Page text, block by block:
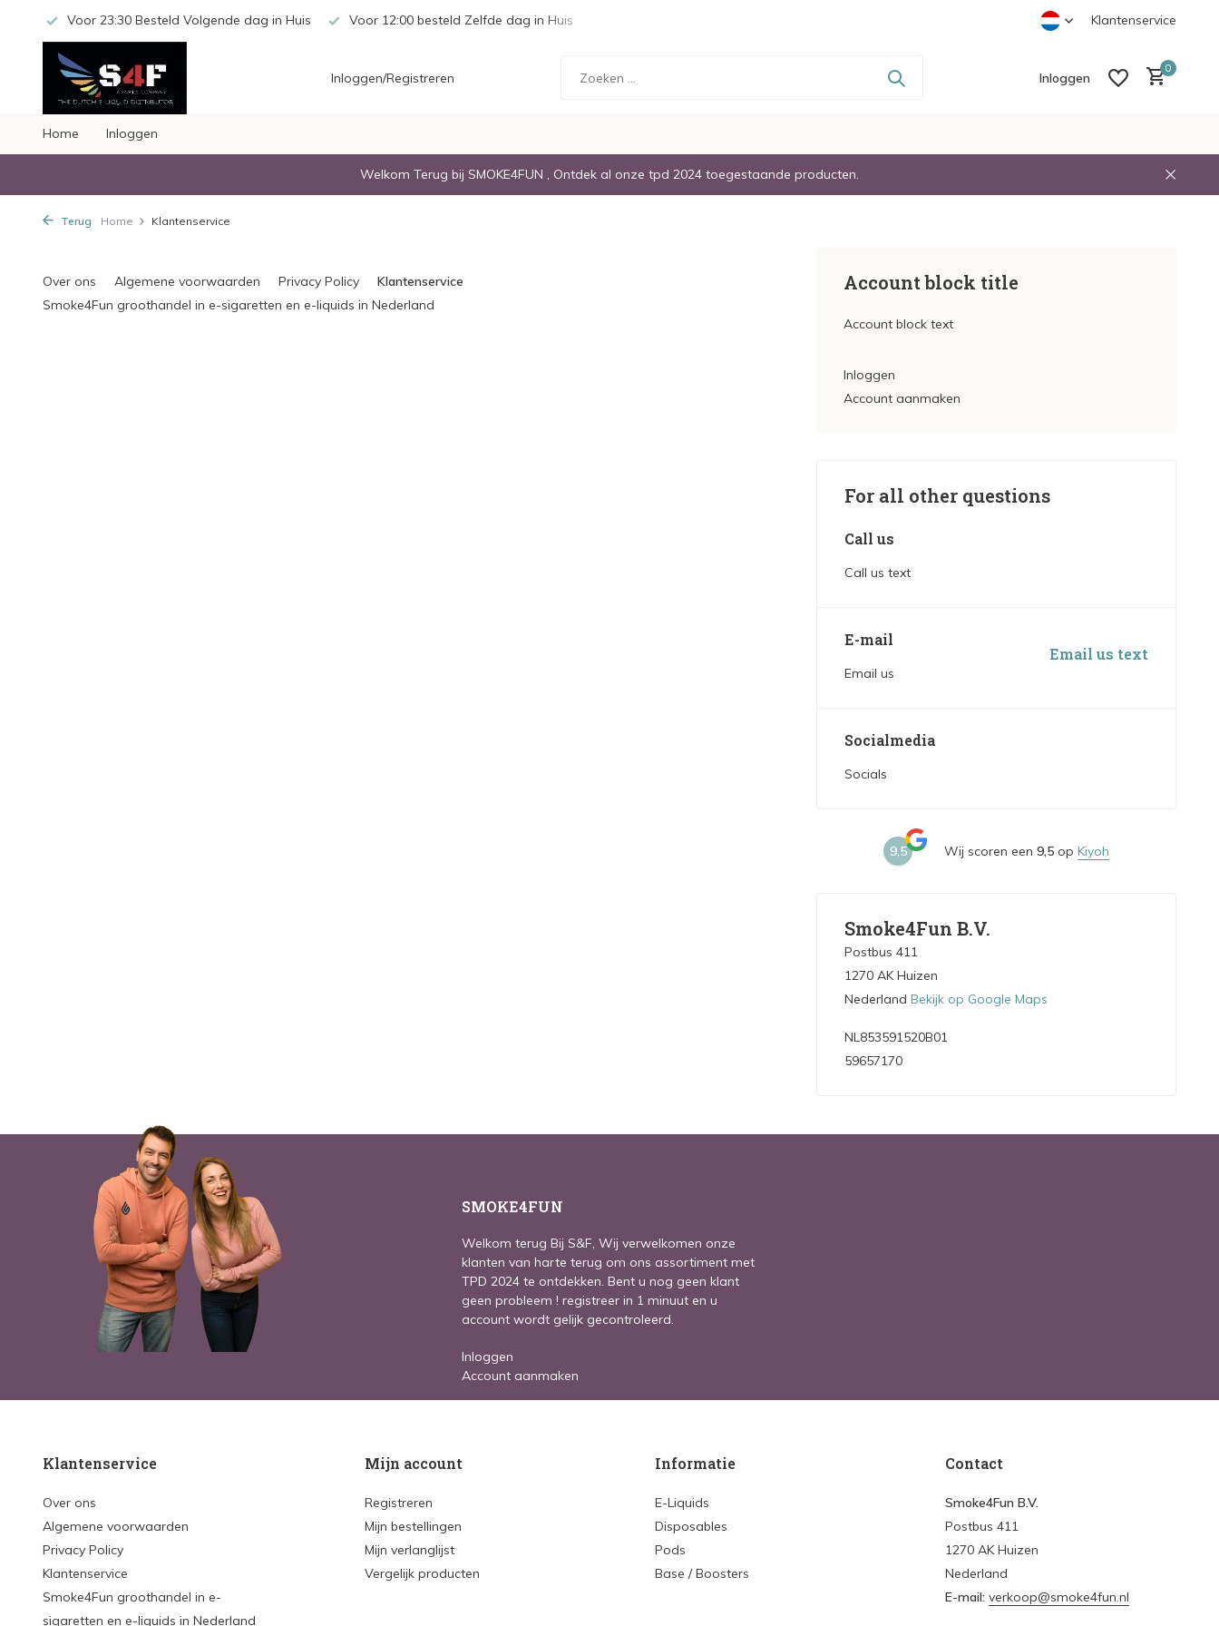
Voor 23:30 Besteld Volgende dag in Huis Voor 12:00 besteld Zelfde dag in Huis Voor 23:30 Besteld Volgende dag in HuisKlantenservice
Inloggen/Registreren Inloggen
0
Home Inloggen
Welkom Terug bij SMOKE4FUN , Ontdek al onze tpd 2024 toegestaande producten.
Terug Home Klantenservice
Over ons Algemene voorwaarden Privacy Policy
Klantenservice
Smoke4Fun groothandel in e-sigaretten en e-liquids in Nederland
Account block title
Account block text
Inloggen
Account aanmaken
For all other questions
Call us
Call us text
E-mail
Email us
Email us text
Socialmedia
Socials
9,5 Wij scoren een9,5 opKiyoh
Smoke4Fun B.V.
Postbus 411
1270 AK Huizen
NederlandBekijk op Google Maps
NL853591520B01
59657170
SMOKE4FUN
Welkom terug Bij S&F, Wij verwelkomen onze
klanten van harte terug om ons assortiment met
TPD 2024 te ontdekken. Bent u nog geen klant
geen probleem ! registreer in 1 minuut en u
account wordt gelijk gecontroleerd.
Inloggen
Account aanmaken
Klantenservice
Over ons
Algemene voorwaarden
Privacy Policy
Klantenservice
Smoke4Fun groothandel in e-
sigaretten en e-liquids in Nederland
Mijn account
Registreren
Mijn bestellingen
Mijn verlanglijst
Vergelijk producten
Informatie
E-Liquids
Disposables
Pods
Base / Boosters
Contact
Smoke4Fun B.V.
Postbus 411
1270 AK Huizen
Nederland
E-mail: verkoop@smoke4fun.nl